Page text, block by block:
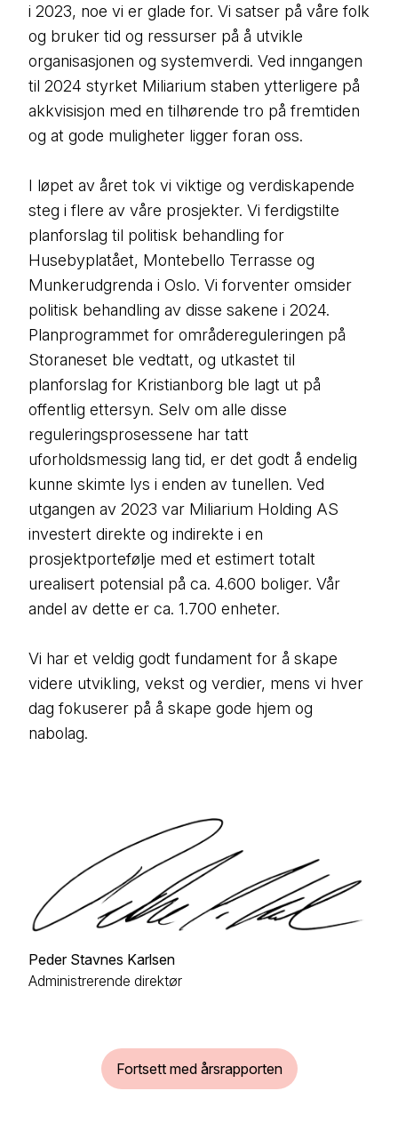
i 2023, noe vi er glade for. Vi satser på våre folk
og bruker tid og ressurser på å utvikle
organisasjonen og systemverdi. Ved inngangen
til 2024 styrket Miliarium staben ytterligere på
akkvisisjon med en tilhørende tro på fremtiden
og at gode muligheter ligger foran oss.
I løpet av året tok vi viktige og verdiskapende
steg i flere av våre prosjekter. Vi ferdigstilte
planforslag til politisk behandling for
Husebyplatået, Montebello Terrasse og
Munkerudgrenda i Oslo. Vi forventer omsider
politisk behandling av disse sakene i 2024.
Planprogrammet for områdereguleringen på
Storaneset ble vedtatt, og utkastet til
planforslag for Kristianborg ble lagt ut på
offentlig ettersyn. Selv om alle disse
reguleringsprosessene har tatt
uforholdsmessig lang tid, er det godt å endelig
kunne skimte lys i enden av tunellen. Ved
utgangen av 2023 var Miliarium Holding AS
investert direkte og indirekte i en
prosjektportefølje med et estimert totalt
urealisert potensial på ca. 4.600 boliger. Vår
andel av dette er ca. 1.700 enheter.
Vi har et veldig godt fundament for å skape
videre utvikling, vekst og verdier, mens vi hver
dag fokuserer på å skape gode hjem og
nabolag.
Peder Stavnes Karlsen
Administrerende direktør
Fortsett med årsrapporten